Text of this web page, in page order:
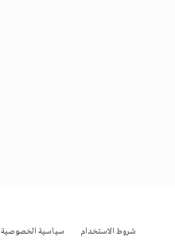
شروط الاستخدام سياسية الخصوصية